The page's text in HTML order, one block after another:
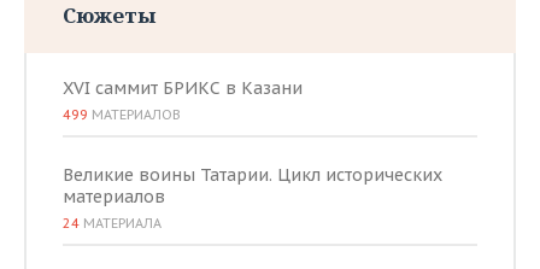
Сюжеты
XVI саммит БРИКС в Казани
499 МАТЕРИАЛОВ
Великие воины Татарии. Цикл исторических
материалов
24 МАТЕРИАЛА